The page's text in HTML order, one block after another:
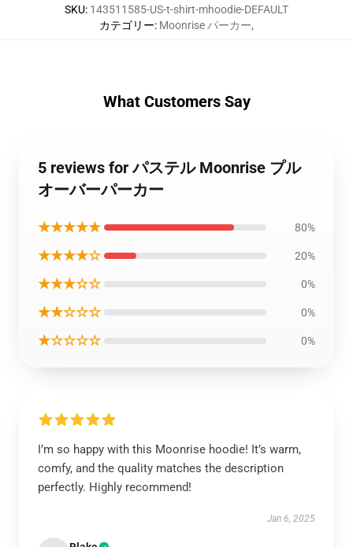
SKU: 143511585-US-t-shirt-mhoodie-DEFAULT
カテゴリー: Moonrise パーカー,
What Customers Say
5 reviews for パステル Moonrise プル
オーバーパーカー
★★★★★ 80%
★★★★☆ 20%
★★★☆☆ 0%
★★☆☆☆ 0%
★☆☆☆☆ 0%
I’m so happy with this Moonrise hoodie! It’s warm,
comfy, and the quality matches the description
perfectly. Highly recommend!
Jan 6, 2025